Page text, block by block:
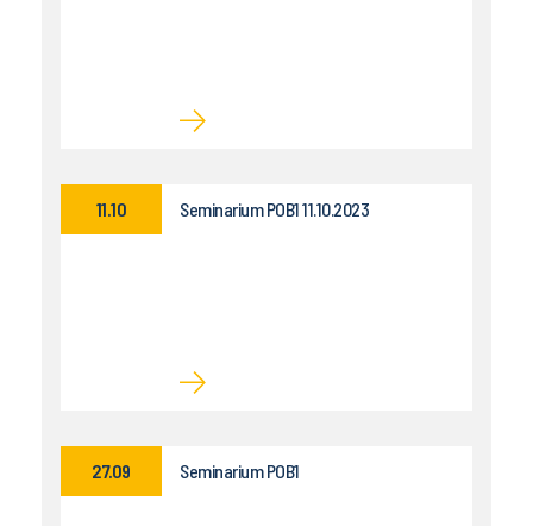
Seminarium POB1 11.10.2023
11.10
Seminarium POB1
27.09